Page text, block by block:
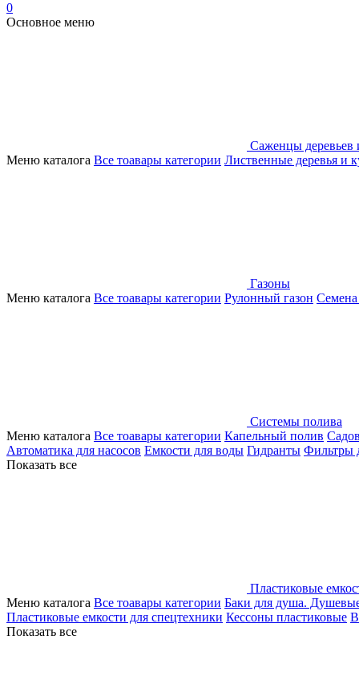
0
Основное меню
Саженцы деревьев
Меню каталога Все тоавары категории Лиственные деревья и
Газоны
Меню каталога Все тоавары категории Рулонный газон Семена
Системы полива
Меню каталога Все тоавары категории Капельный полив
Автоматика для насосов Емкости для воды Гидранты Фильтры
Показать все
Пластиковые
Меню каталога Все тоавары категории Баки для душа.
Пластиковые емкости для спецтехники Кессоны пластиковые
Показать все